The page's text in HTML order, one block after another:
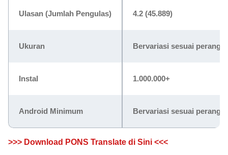
Ulasan (Jumlah Pengulas) 4.2 (45.889)
Ukuran Bervariasi sesuai
Instal 1.000.000+
Android Minimum Bervariasi sesuai
>>> Download PONS Translate di Sini <<<